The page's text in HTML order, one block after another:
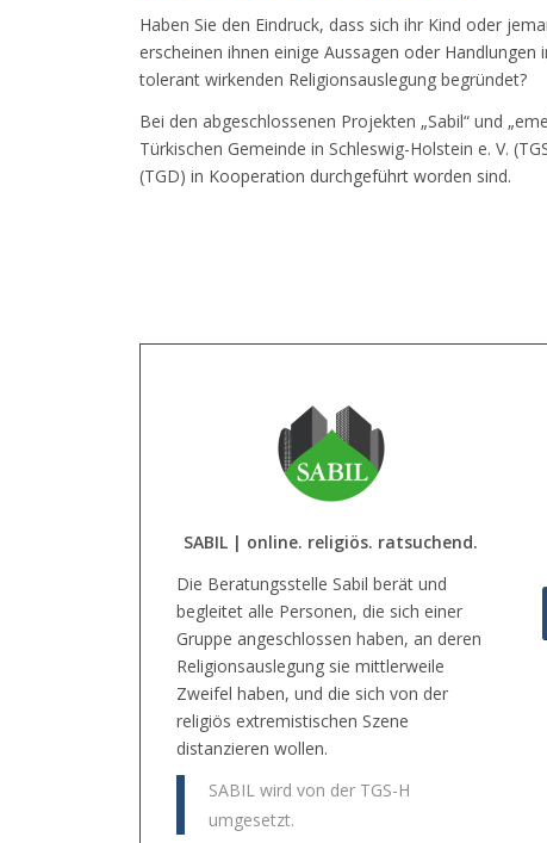
Haben Sie den Eindruck, dass sich ihr Kind oder
erscheinen ihnen einige Aussagen oder
tolerant wirkenden Religionsauslegung begründet?
Bei den abgeschlossenen Projekten „Sabil“ und
Türkischen Gemeinde in Schleswig-Holstein e. V.
(TGD) in Kooperation durchgeführt worden sind.
SABIL | online. religiös. ratsuchend.
Die Beratungsstelle Sabil berät und
begleitet alle Personen, die sich einer
Gruppe angeschlossen haben, an deren
Religionsauslegung sie mittlerweile
Zweifel haben, und die sich von der
religiös extremistischen Szene
distanzieren wollen.
SABIL wird von der TGS-H
umgesetzt.